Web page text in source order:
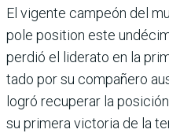
El vigente campeón del
pole position este
perdió el liderato en la
tado por su compañero
logró recu­perar la
su primera victoria de la